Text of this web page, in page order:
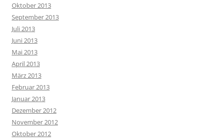
Oktober 2013
September 2013
Juli 2013
Juni 2013
Mai 2013
April 2013
März 2013
Februar 2013
Januar 2013
Dezember 2012
November 2012
Oktober 2012